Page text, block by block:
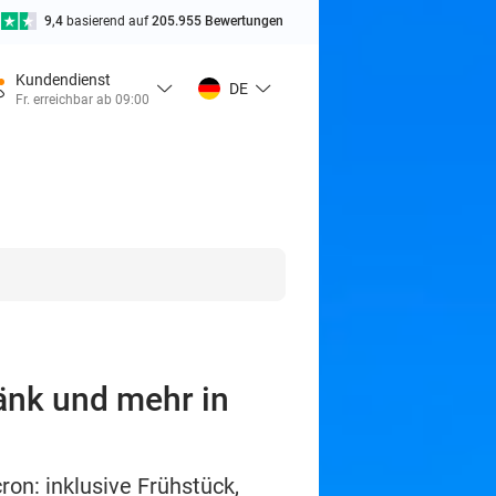
9,4 basierend auf205.955 Bewertungen
Kundendienst
Fr. erreichbar ab 09:00
DE
und mehr in
inklusive Frühstück,